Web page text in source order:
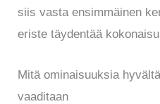
siis vasta ensimmäinen
eriste täydentää
Mitä ominaisuuksia
vaaditaan